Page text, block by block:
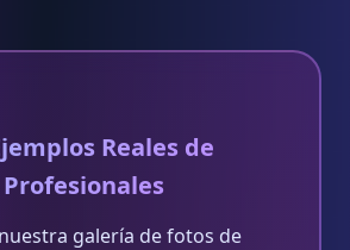
Reales de
Profesionales
galería de fotos de